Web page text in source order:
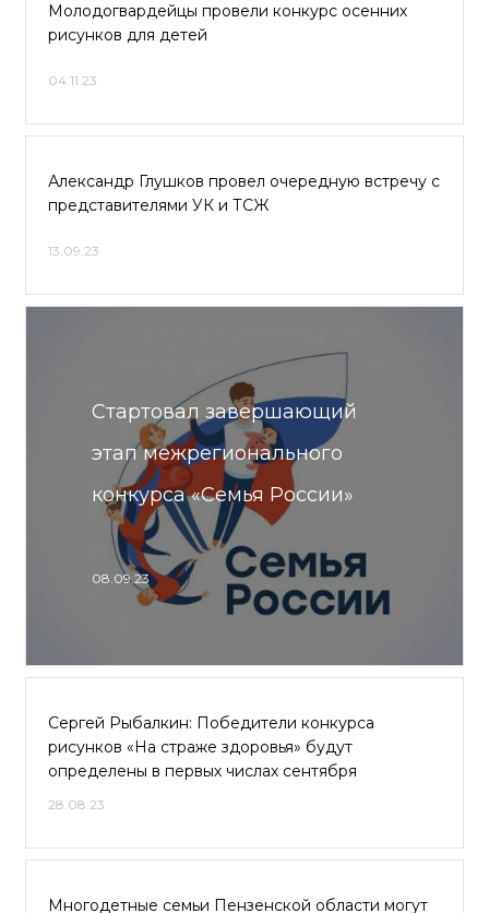
Молодогвардейцы провели конкурс осенних
рисунков для детей
04.11.23
Александр Глушков провел очередную встречу с
представителями УК и ТСЖ
13.09.23
Стартовал завершающий
этап межрегионального
конкурса «Семья России»
08.09.23
Сергей Рыбалкин: Победители конкурса
рисунков «На страже здоровья» будут
определены в первых числах сентября
28.08.23
Многодетные семьи Пензенской области могут